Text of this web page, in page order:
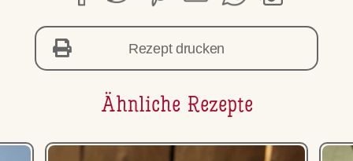
Rezept drucken
Ähnliche Rezepte